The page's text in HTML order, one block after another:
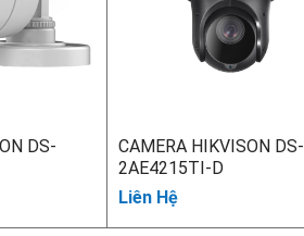
DS-
CAMERA HIKVISON DS-
2AE4215TI-D
Liên Hệ